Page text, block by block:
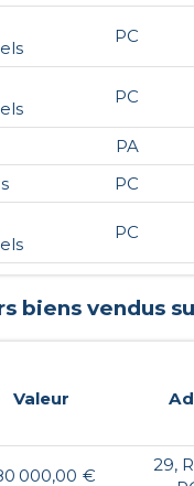
PC
PC
PA
PC
PC
biens vendus
Valeur
000,00 €
29,